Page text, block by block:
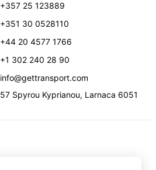
+357 25 123889
+351 30 0528110
+44 20 4577 1766
+1 302 240 28 90
info@gettransport.com
57 Spyrou Kyprianou, Larnaca 6051